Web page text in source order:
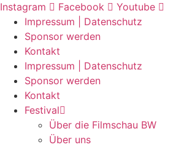
Instagram
Facebook
Youtube
Impressum | Datenschutz
Sponsor werden
Kontakt
Impressum | Datenschutz
Sponsor werden
Kontakt
Festival
Über die Filmschau BW
Über uns